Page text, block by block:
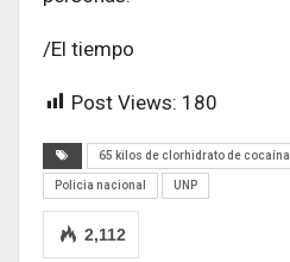
/El tiempo
Post Views: 180
65 kilos de clorhidrato de cocaína.
Policia nacional UNP
2,112